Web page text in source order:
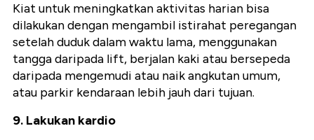
Kiat untuk meningkatkan aktivitas harian bisa
dilakukan dengan mengambil istirahat peregangan
setelah duduk dalam waktu lama, menggunakan
tangga daripada lift, berjalan kaki atau bersepeda
daripada mengemudi atau naik angkutan umum,
atau parkir kendaraan lebih jauh dari tujuan.
9. Lakukan kardio